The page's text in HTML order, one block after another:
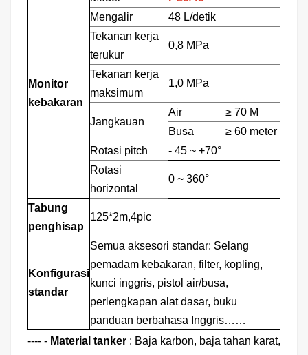
Monitor
kebakaran
Mengalir
48 L/detik
Tekanan kerja
terukur
0,8 MPa
Tekanan kerja
maksimum
1,0 MPa
Jangkauan
Air ≥ 70 M
Busa
≥ 60 meter
Rotasi pitch
- 45 ~ +70°
Rotasi
horizontal
0 ~ 360°
Tabung
penghisap
125*2m,4pic
Konfigurasi
standar
Semua aksesori standar: Selang
pemadam kebakaran, filter, kopling,
kunci inggris, pistol air/busa,
perlengkapan alat dasar, buku
panduan berbahasa Inggris……
---- - Material tanker : Baja karbon, baja tahan karat,